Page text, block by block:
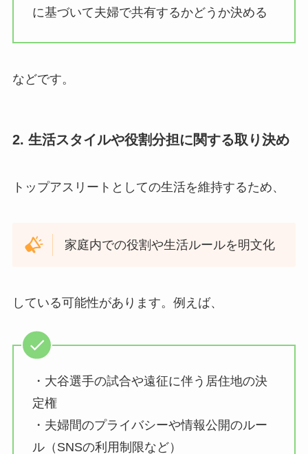
に基づいて夫婦で共有するかどうか決める
などです。
2. 生活スタイルや役割分担に関する取り決め
トップアスリートとしての生活を維持するため、
家庭内での役割や生活ルールを明文化
している可能性があります。例えば、
・大谷選手の試合や遠征に伴う居住地の決
定権
・夫婦間のプライバシーや情報公開のルー
ル（SNSの利用制限など）